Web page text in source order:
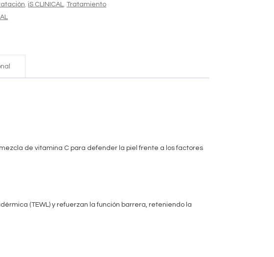
, iS CLINICAL,Tratamiento
de vitamina C para defender la piel frente a los factores
(TEWL) y refuerzan la función barrera, reteniendo la